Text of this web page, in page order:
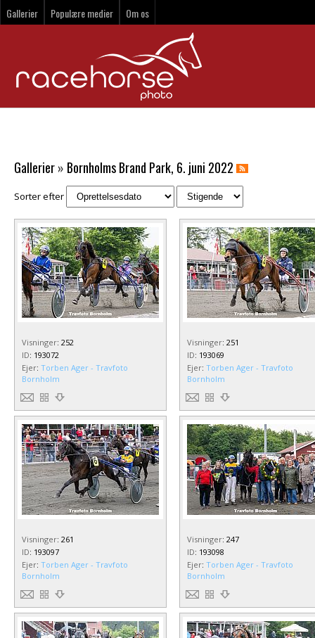
Gallerier Populære medier Om os
Gallerier» Bornholms Brand Park, 6. juni 2022
Sorter efter
Visninger: 252
ID: 193072
Ejer: Torben Ager - Travfoto
Bornholm
Visninger: 251
ID: 193069
Ejer: Torben Ager - Travfoto
Bornholm
Visninger: 261
ID: 193097
Ejer: Torben Ager - Travfoto
Bornholm
Visninger: 247
ID: 193098
Ejer: Torben Ager - Travfoto
Bornholm